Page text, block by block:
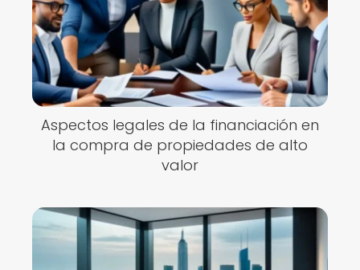
Aspectos legales de la financiación en
la compra de propiedades de alto
valor